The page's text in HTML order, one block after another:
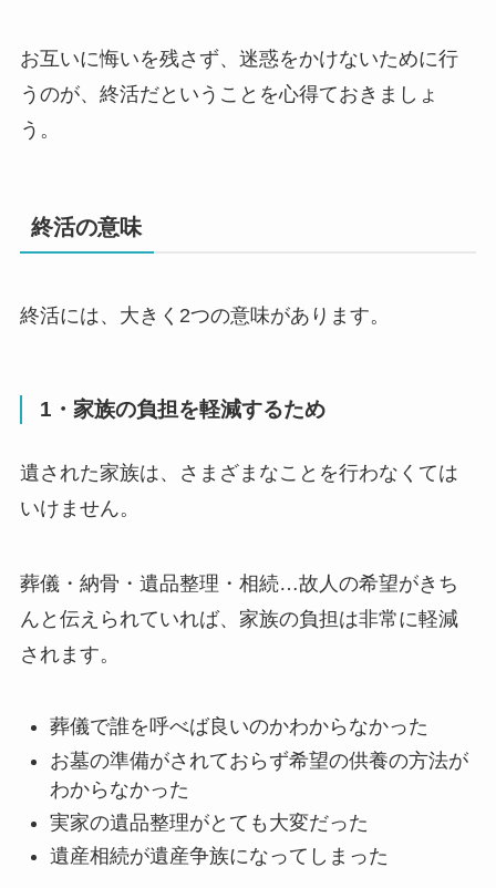
お互いに悔いを残さず、迷惑をかけないために行
うのが、終活だということを心得ておきましょ
う。
終活の意味
終活には、大きく2つの意味があります。
1・家族の負担を軽減するため
遺された家族は、さまざまなことを行わなくては
いけません。
葬儀・納骨・遺品整理・相続…故人の希望がきち
んと伝えられていれば、家族の負担は非常に軽減
されます。
葬儀で誰を呼べば良いのかわからなかった
お墓の準備がされておらず希望の供養の方法が
わからなかった
実家の遺品整理がとても大変だった
遺産相続が遺産争族になってしまった